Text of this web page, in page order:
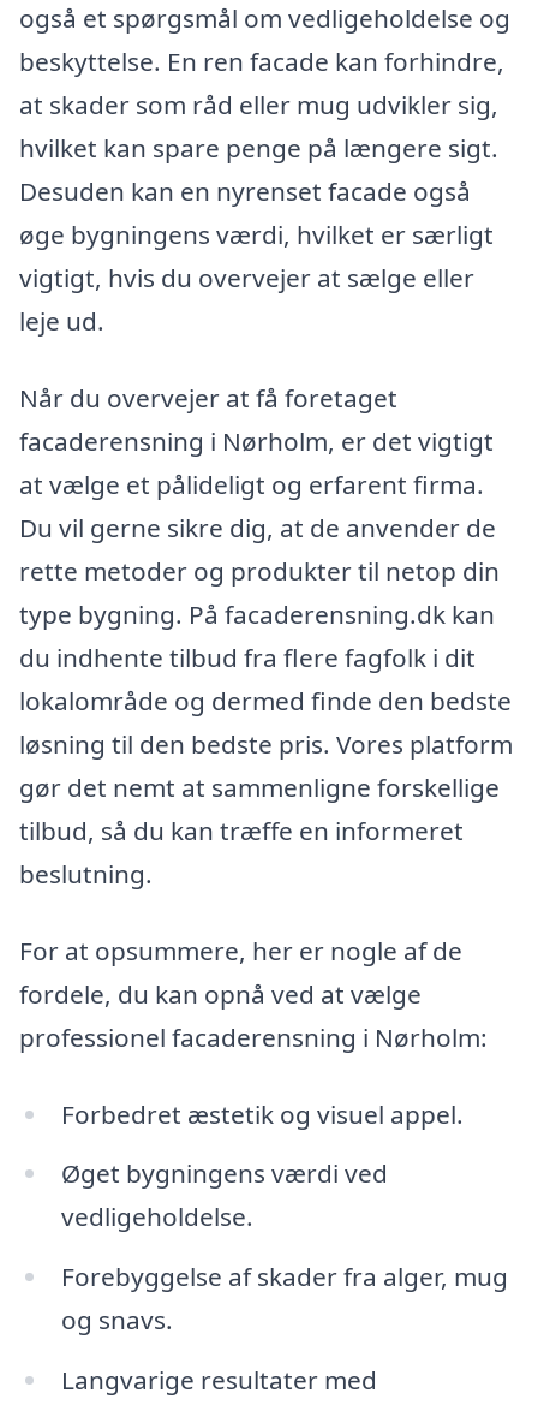
også et spørgsmål om vedligeholdelse og
beskyttelse. En ren facade kan forhindre,
at skader som råd eller mug udvikler sig,
hvilket kan spare penge på længere sigt.
Desuden kan en nyrenset facade også
øge bygningens værdi, hvilket er særligt
vigtigt, hvis du overvejer at sælge eller
leje ud.
Når du overvejer at få foretaget
facaderensning i Nørholm, er det vigtigt
at vælge et pålideligt og erfarent firma.
Du vil gerne sikre dig, at de anvender de
rette metoder og produkter til netop din
type bygning. På facaderensning.dk kan
du indhente tilbud fra flere fagfolk i dit
lokalområde og dermed finde den bedste
løsning til den bedste pris. Vores platform
gør det nemt at sammenligne forskellige
tilbud, så du kan træffe en informeret
beslutning.
For at opsummere, her er nogle af de
fordele, du kan opnå ved at vælge
professionel facaderensning i Nørholm:
Forbedret æstetik og visuel appel.
Øget bygningens værdi ved
vedligeholdelse.
Forebyggelse af skader fra alger, mug
og snavs.
Langvarige resultater med